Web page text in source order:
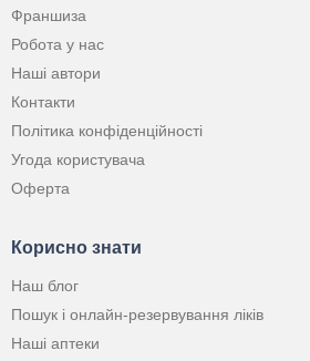
Франшиза
Робота у нас
Наші автори
Контакти
Політика конфіденційності
Угода користувача
Оферта
Корисно знати
Наш блог
Пошук і онлайн-резервування ліків
Наші аптеки